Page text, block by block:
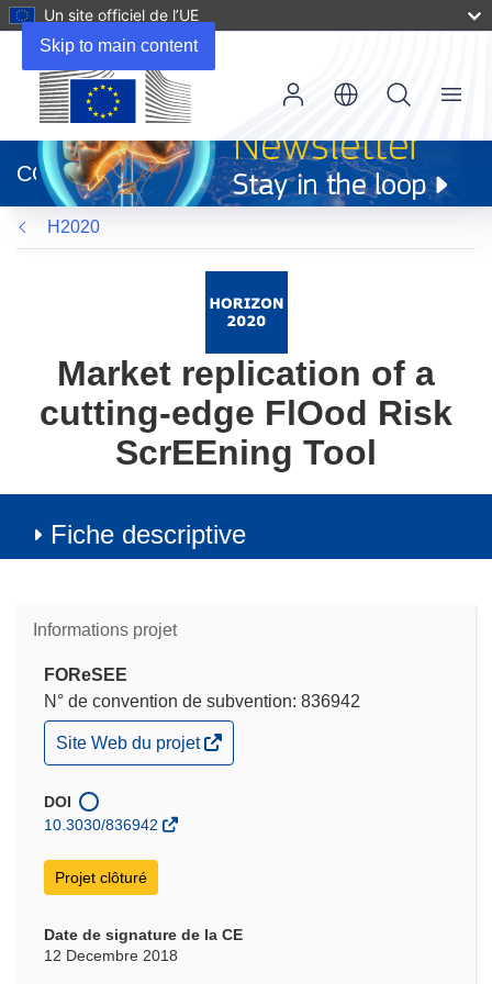
Skip to main content
Un site officiel de l’UE
dans
une
nouvelle
fenêtre)
CORDIS
Menu
H2020
Market replication of a
cutting-edge FlOod Risk
ScrEEning Tool
Fiche descriptive
Informations projet
FOReSEE
N° de convention de subvention: 836942
(s’ouvre
dans
nouvelle
fenêtre)
Site Web du projet
DOI
10.3030/836942
Projet clôturé
Date de signature de la CE
12 Decembre 2018